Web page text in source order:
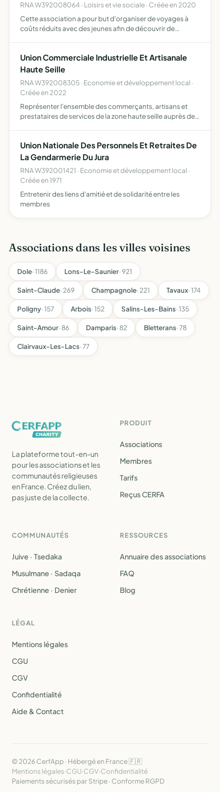
RNA W392008064 · Loisirs et vie sociale · Créée en 2020
Cette association a pour but d'organiser de voyages à
coûts réduits avec des jeunes afin de découvrir de
chacun. Pour …
Union Commerciale Industrielle Et Artisanale
Haute Seille
RNA W392008305 · Economie et développement local ·
Créée en 2022
Représenter l'ensemble des commerçants, artisans et
prestataires de services de la zone haute seille auprès des
écon…
Union Nationale Des Personnels Et Retraites De
La Gendarmerie Du Jura
RNA W392001421 · Economie et développement local ·
Créée en 1971
Entretenir des liens d'amitié et de solidarité entre les
membres
Associations dans les villes voisines
Dole· 1186 Lons-Le-Saunier· 921
Saint-Claude· 269 Champagnole· 221 Tavaux· 174
Poligny· 157 Arbois· 152 Salins-Les-Bains· 135
Saint-Amour· 86 Damparis· 82 Bletterans· 78
Clairvaux-Les-Lacs· 77
La plateforme tout-en-un
pour les associations et les
communautés religieuses
en France. Créez du lien,
pas juste de la collecte.
PRODUIT
Associations
Membres
Tarifs
Reçus CERFA
COMMUNAUTÉS
Juive · Tsedaka
Musulmane · Sadaqa
Chrétienne · Denier
RESSOURCES
Annuaire des associations
FAQ
Blog
LÉGAL
Mentions légales
CGU
CGV
Confidentialité
Aide & Contact
© 2026 CerfApp · Hébergé en France 🇫🇷
Mentions légales·CGU·CGV·Confidentialité
Paiements sécurisés par Stripe · Conforme RGPD